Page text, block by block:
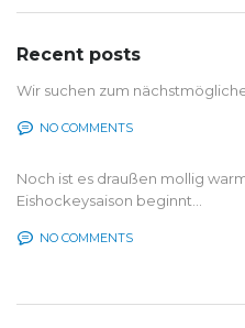
Recent posts
Wir suchen zum
NO COMMENTS
Noch ist es draußen mollig
Eishockeysaison beginnt...
NO COMMENTS